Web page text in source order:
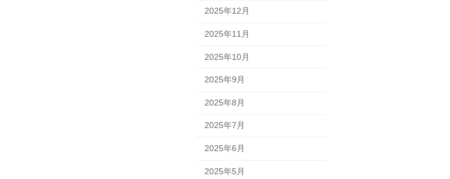
2025年12月
2025年11月
2025年10月
2025年9月
2025年8月
2025年7月
2025年6月
2025年5月